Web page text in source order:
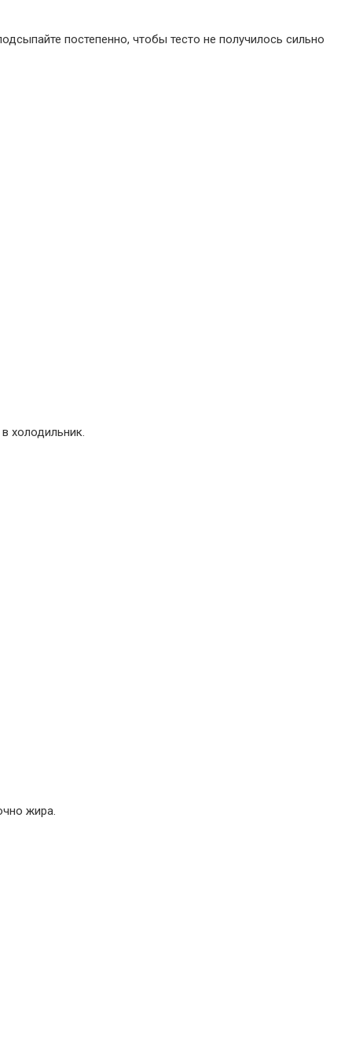
постепенно, чтобы тесто не получилось сильно
холодильник.
жира.